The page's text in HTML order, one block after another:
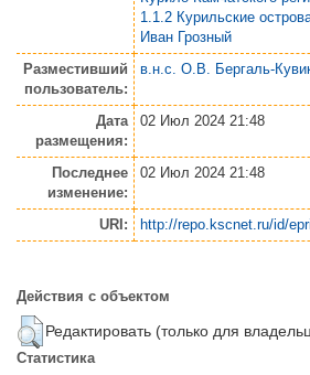
1.1.2 Курильские
Иван Грозный
Разместивший
пользователь:
в.н.с. О.В. Бергаль-
Дата
размещения:
02 Июл 2024 21:48
Последнее
изменение:
02 Июл 2024 21:48
URI: http://repo.kscnet.ru/id/
Действия с объектом
Редактировать (только для
Статистика